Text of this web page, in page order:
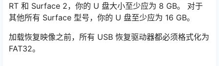
RT 和 Surface 2，你的 U 盘大小至少应为 8 GB。 对于
其他所有 Surface 型号，你的 U 盘至少应为 16 GB。
加载恢复映像之前，所有 USB 恢复驱动器都必须格式化为
FAT32。